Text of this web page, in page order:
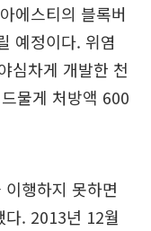
에스티의 블록버
예정이다. 위염
심차게 개발한 천
물게 처방액 600
행하지 못하면
다. 2013년 12월